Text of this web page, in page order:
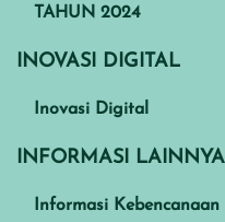
TAHUN 2024
INOVASI DIGITAL
Inovasi Digital
INFORMASI LAINNYA
Informasi Kebencanaan